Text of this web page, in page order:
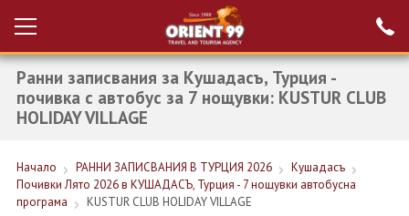
Вход за агенти
Проверка на
резервация
НОВА ГОДИНА ТУРЦИЯ
НОВА ГОДИНА
Ранни записвания за Кушадасъ, Турция -
почивка с автобус за 7 нощувки: KUSTUR CLUB
HOLIDAY VILLAGE
Начало РАННИ ЗАПИСВАНИЯ В ТУРЦИЯ 2026
Кушадасъ
Почивки Лято 2026 в КУШАДАСЪ, Турция - 7 нощувки автобусна
програма
KUSTUR CLUB HOLIDAY VILLAGE